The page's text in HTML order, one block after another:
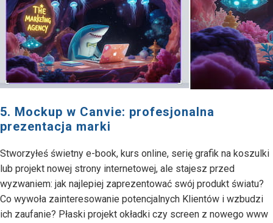
5. Mockup w Canvie: profesjonalna
prezentacja marki
Stworzyłeś świetny e-book, kurs online, serię grafik na koszulki
lub projekt nowej strony internetowej, ale stajesz przed
wyzwaniem: jak najlepiej zaprezentować swój produkt światu?
Co wywoła zainteresowanie potencjalnych Klientów i wzbudzi
ich zaufanie? Płaski projekt okładki czy screen z nowego www